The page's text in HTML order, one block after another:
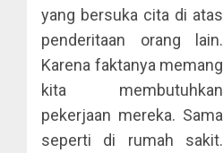
yang bersuka cita di atas
penderitaan orang lain.
Karena faktanya memang
kita membutuhkan
pekerjaan mereka. Sama
seperti di rumah sakit.